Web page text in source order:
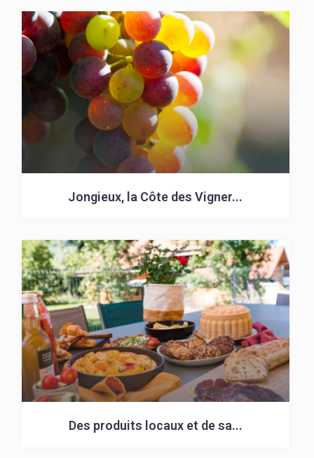
Jongieux, la Côte des Vigner...
Des produits locaux et de sa...